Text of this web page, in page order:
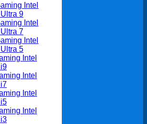
Intel
9
Intel
7
Intel
5
Intel
Intel
Intel
Intel